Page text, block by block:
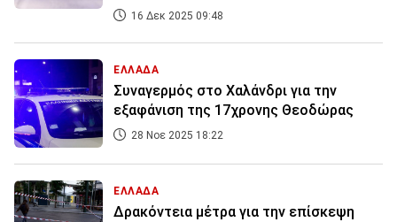
16 Δεκ 2025 09:48
ΕΛΛΑΔΑ
Συναγερμός στο Χαλάνδρι για την
εξαφάνιση της 17χρονης Θεοδώρας
28 Νοε 2025 18:22
ΕΛΛΑΔΑ
Δρακόντεια μέτρα για την επίσκεψη